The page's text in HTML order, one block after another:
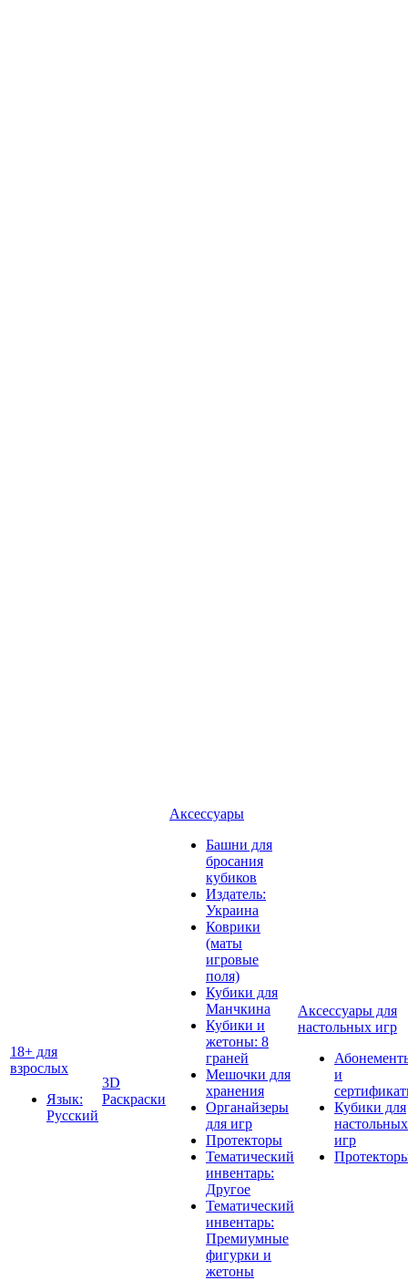
18+ для
взрослых
Язык:
Русский
3D
Раскраски
Аксессуары
Башни для
бросания
кубиков
Издатель:
Украина
Коврики
(маты
игровые
поля)
Кубики для
Манчкина
Кубики и
жетоны: 8
граней
Мешочки для
хранения
Органайзеры
для игр
Протекторы
Тематический
инвентарь:
Другое
Тематический
инвентарь:
Премиумные
фигурки и
жетоны
Аксессуары для
настольных игр
и
Кубики для
настольных
игр